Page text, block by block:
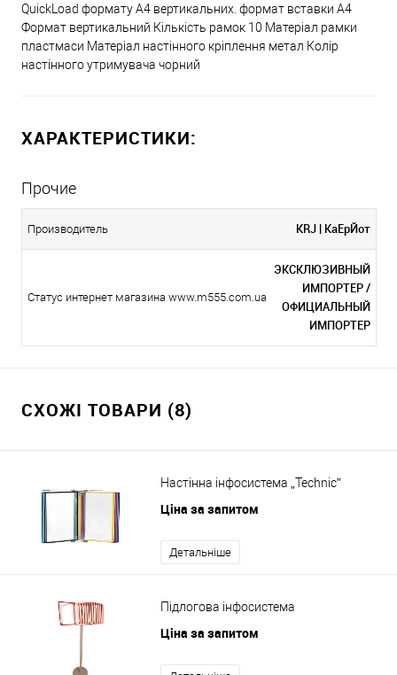
QuickLoad формату А4 вертикальних. формат вставки A4
Формат вертикальний Кількість рамок 10 Матеріал рамки
пластмаси Матеріал настінного кріплення метал Колір
настінного утримувача чорний
ХАРАКТЕРИСТИКИ:
Прочие
Производитель KRJ | КаЕрЙот
Статус интернет магазина www.m555.com.ua
ЭКСКЛЮЗИВНЫЙ
ИМПОРТЕР /
ОФИЦИАЛЬНЫЙ
ИМПОРТЕР
СХОЖІ ТОВАРИ (8)
Настінна інфосистема „Technic”
Ціна за запитом
Детальніше
Підлогова інфосистема
Ціна за запитом